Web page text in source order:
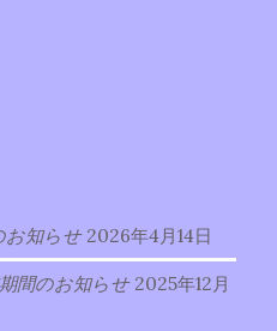
お知らせ 2026年4月14日
間のお知らせ 2025年12月